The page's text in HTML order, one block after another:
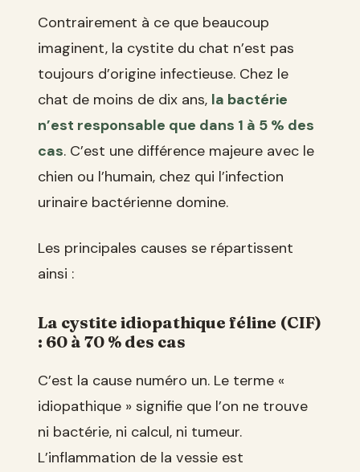
Contrairement à ce que beaucoup
imaginent, la cystite du chat n’est pas
toujours d’origine infectieuse. Chez le
chat de moins de dix ans, la bactérie
n’est responsable que dans 1 à 5 % des
cas. C’est une différence majeure avec le
chien ou l’humain, chez qui l’infection
urinaire bactérienne domine.
Les principales causes se répartissent
ainsi :
La cystite idiopathique féline (CIF)
: 60 à 70 % des cas
C’est la cause numéro un. Le terme «
idiopathique » signifie que l’on ne trouve
ni bactérie, ni calcul, ni tumeur.
L’inflammation de la vessie est